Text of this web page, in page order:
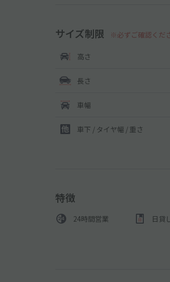
サイズ制限 ※必ずご確認くだ
高さ
長さ
車幅
車下 / タイヤ幅 / 重さ
特徴
24時間営業 日貸